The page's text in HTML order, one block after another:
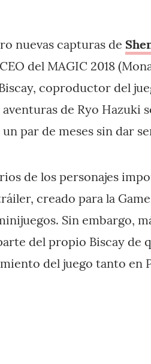
nuevas capturas de
del MAGIC 2018
coproductor del
de Ryo Hazuki
un par de meses sin dar
de los personajes
creado para la
Sin embargo,
del propio Biscay de
del juego tanto en